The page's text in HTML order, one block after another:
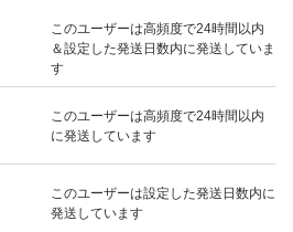
このユーザーは高頻度で24時間以内
＆設定した発送日数内に発送していま
す
このユーザーは高頻度で24時間以内
に発送しています
このユーザーは設定した発送日数内に
発送しています
いいね！
7,150